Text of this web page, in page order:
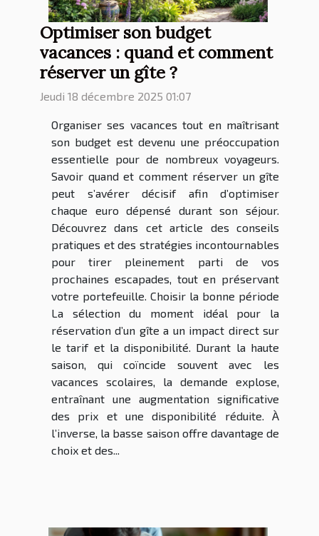
Optimiser son budget
vacances : quand et comment
réserver un gîte ?
Jeudi 18 décembre 2025 01:07
Organiser ses vacances tout en maîtrisant
son budget est devenu une préoccupation
essentielle pour de nombreux voyageurs.
Savoir quand et comment réserver un gîte
peut s’avérer décisif afin d’optimiser
chaque euro dépensé durant son séjour.
Découvrez dans cet article des conseils
pratiques et des stratégies incontournables
pour tirer pleinement parti de vos
prochaines escapades, tout en préservant
votre portefeuille. Choisir la bonne période
La sélection du moment idéal pour la
réservation d’un gîte a un impact direct sur
le tarif et la disponibilité. Durant la haute
saison, qui coïncide souvent avec les
vacances scolaires, la demande explose,
entraînant une augmentation significative
des prix et une disponibilité réduite. À
l’inverse, la basse saison offre davantage de
choix et des...